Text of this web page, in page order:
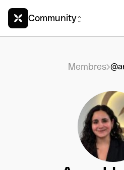
Community
Membres